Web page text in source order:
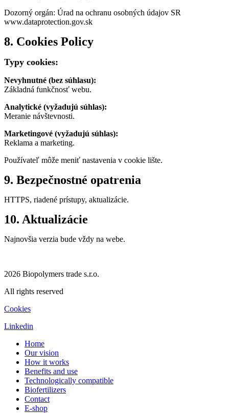
Dozorný orgán: Úrad na ochranu osobných údajov SR
www.dataprotection.gov.sk
8. Cookies Policy
Typy cookies:
Nevyhnutné (bez súhlasu):
Základná funkčnosť webu.
Analytické (vyžadujú súhlas):
Meranie návštevnosti.
Marketingové (vyžadujú súhlas):
Reklama a marketing.
Používateľ môže meniť nastavenia v cookie lište.
9. Bezpečnostné opatrenia
HTTPS, riadené prístupy, aktualizácie.
10. Aktualizácie
Najnovšia verzia bude vždy na webe.
2026 Biopolymers trade s.r.o.
All rights reserved
Cookies
Linkedin
Home
Our vision
How it works
Benefits and use
Technologically compatible
Biofertilizers
Contact
E-shop